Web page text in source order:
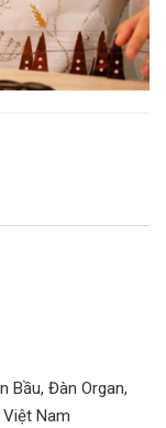
Bầu, Đàn Organ,
Nam